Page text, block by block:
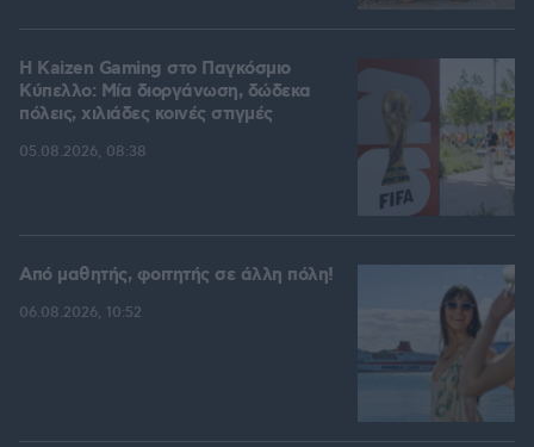
H Kaizen Gaming στο Παγκόσμιο
Kύπελλο: Μία διοργάνωση, δώδεκα
πόλεις, χιλιάδες κοινές στιγμές
05.08.2026, 08:38
Από μαθητής, φοιτητής σε άλλη πόλη!
06.08.2026, 10:52